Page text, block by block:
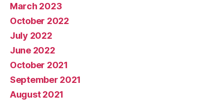
March 2023
October 2022
July 2022
June 2022
October 2021
September 2021
August 2021